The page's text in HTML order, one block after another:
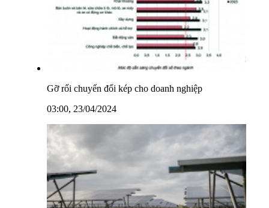
Gỡ rối chuyển đổi kép cho doanh nghiệp
03:00, 23/04/2024